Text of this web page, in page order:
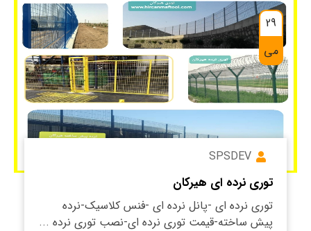
29
می
SPSDEV
توری نرده ای هیرکان
توری نرده ای -پانل نرده ای -فنس کلاسیک-نرده
پیش ساخته-قیمت توری نرده ای-نصب توری نرده ...